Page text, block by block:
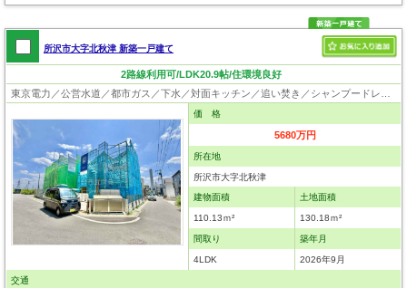
所沢市大字北秋津 新築一戸建て
2路線利用可/LDK20.9帖/住環境良好
価 格
5680万円
所在地
所沢市大字北秋津
建物面積
110.13ｍ²
土地面積
130.18ｍ²
間取り
4LDK
築年月
2026年9月
交通